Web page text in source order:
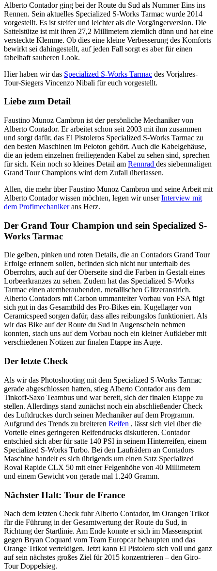
Alberto Contador ging bei der Route du Sud als Nummer Eins ins
Rennen. Sein aktuelles Specialized S-Works Tarmac wurde 2014
vorgestellt. Es ist steifer und leichter als die Vorgängerversion. Die
Sattelstütze ist mit ihren 27,2 Millimetern ziemlich dünn und hat eine
versteckte Klemme. Ob dies eine kleine Verbesserung des Komforts
bewirkt sei dahingestellt, auf jeden Fall sorgt es aber für einen
fabelhaft sauberen Look.
Hier haben wir das Specialized S-Works Tarmac des Vorjahres-
Tour-Siegers Vincenzo Nibali für euch vorgestellt.
Liebe zum Detail
Faustino Munoz Cambron ist der persönliche Mechaniker von
Alberto Contador. Er arbeitet schon seit 2003 mit ihm zusammen
und sorgt dafür, das El Pistoleros Specialized S-Works Tarmac zu
den besten Maschinen im Peloton gehört. Auch die Kabelgehäuse,
die an jedem einzelnen freiliegenden Kabel zu sehen sind, sprechen
für sich. Kein noch so kleines Detail am Rennrad des siebenmaligen
Grand Tour Champions wird dem Zufall überlassen.
Allen, die mehr über Faustino Munoz Cambron und seine Arbeit mit
Alberto Contador wissen möchten, legen wir unserInterview mit
dem Profimechanikerans Herz.
Der Grand Tour Champion und sein Specialized S-
Works Tarmac
Die gelben, pinken und roten Details, die an Contadors Grand Tour
Erfolge erinnern sollen, befinden sich nicht nur unterhalb des
Oberrohrs, auch auf der Oberseite sind die Farben in Gestalt eines
Lorbeerkranzes zu sehen. Zudem hat das Specialized S-Works
Tarmac einen atemberaubenden, metallischen Glitzeranstrich.
Alberto Contadors mit Carbon ummantelter Vorbau von FSA fügt
sich gut in das Gesamtbild des Pro-Bikes ein. Kugellager von
Ceramicspeed sorgen dafür, dass alles reibungslos funktioniert. Als
wir das Bike auf der Route du Sud in Augenschein nehmen
konnten, stach uns auf dem Vorbau noch ein kleiner Aufkleber mit
verschiedenen Notizen zur finalen Etappe ins Auge.
Der letzte Check
Als wir das Photoshooting mit dem Specialized S-Works Tarmac
gerade abgeschlossen hatten, stieg Alberto Contador aus dem
Tinkoff-Saxo Teambus und war bereit, sich der finalen Etappe zu
stellen. Allerdings stand zunächst noch ein abschließender Check
des Luftdruckes durch seinen Mechaniker auf dem Programm.
Aufgrund des Trends zu breiteren Reifen , lässt sich viel über die
Vorteile eines geringeren Reifendrucks diskutieren. Contador
entschied sich aber für satte 140 PSI in seinem Hinterreifen, einem
Specialized S-Works Turbo. Bei den Laufrädern an Contadors
Maschine handelt es sich übrigends um einen Satz Specialized
Roval Rapide CLX 50 mit einer Felgenhöhe von 40 Millimetern
und einem Gewicht von gerade mal 1.240 Gramm.
Nächster Halt: Tour de France
Nach dem letzten Check fuhr Alberto Contador, im Orangen Trikot
für die Führung in der Gesamtwertung der Route du Sud, in
Richtung der Startlinie. Am Ende konnte er sich im Massensprint
gegen Bryan Coquard vom Team Europcar behaupten und das
Orange Trikot verteidigen. Jetzt kann El Pistolero sich voll und ganz
auf sein nächstes großes Ziel für 2015 konzentrieren – den Giro-
Tour Doppelsieg.